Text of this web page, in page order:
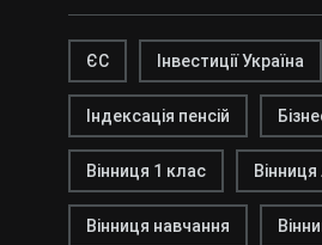
ЄС Інвестиції Україна
Індексація пенсій
Вінниця 1 клас Вінниця
Вінниця навчання